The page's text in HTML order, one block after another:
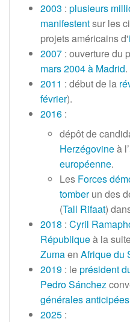
2003 : plusieurs
manifestentsur les
projets américains d'
2007 : ouverture du
mars 2004 à Madrid.
2011 : début de la
février).
2016 :
dépôt de
Herzégovineà l’
européenne.
Les Forces
tomberun des
(Tall Rifaat)
2018 : Cyril
Républiqueà la
Zumaen Afrique du
2019 : leprésident
Pedro Sánchez
générales anticipées
2025 :